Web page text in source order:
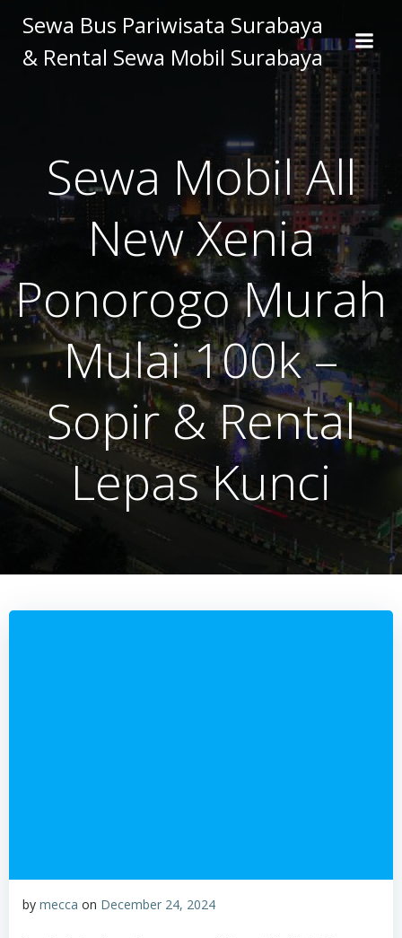
to
content
Sewa Bus Pariwisata Surabaya
& Rental Sewa Mobil Surabaya
Sewa Mobil All
New Xenia
Ponorogo Murah
Mulai 100k –
Sopir & Rental
Lepas Kunci
by mecca on December 24, 2024